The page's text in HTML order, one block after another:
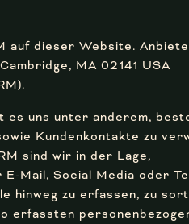
auf dieser Website.
MA 02141 USA
es uns unter anderem,
Kundenkontakte zu
sind wir in der Lage,
Mail, Social Media oder
hinweg zu erfassen, zu
erfassten